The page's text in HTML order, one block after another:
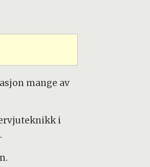
mange av
i